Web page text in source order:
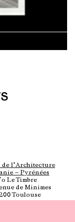
de l’Architecture
— Pyrénées
Le Timbre
de Minimes
Toulouse